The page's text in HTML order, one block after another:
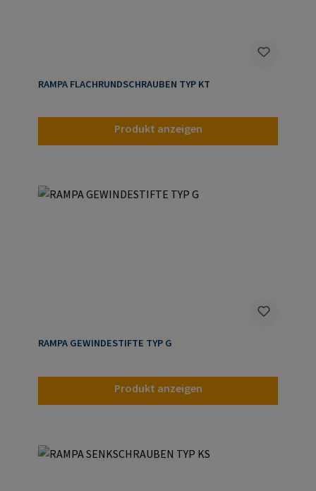
RAMPA FLACHRUNDSCHRAUBEN TYP KT
Produkt anzeigen
RAMPA GEWINDESTIFTE TYP G
Produkt anzeigen